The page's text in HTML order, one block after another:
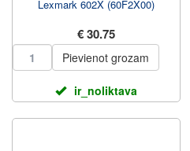
Lexmark 602X (60F2X00)
€ 30.75
Pievienot grozam
ir_noliktava